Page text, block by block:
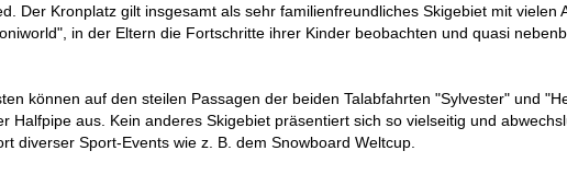
Der Kronplatz gilt insgesamt als sehr familienfreundliches Skigebiet mit
in der Eltern die Fortschritte ihrer Kinder beobachten und quasi
können auf den steilen Passagen der beiden Talabfahrten "Sylvester" und
Halfpipe aus. Kein anderes Skigebiet präsentiert sich so vielseitig und
diverser Sport-Events wie z. B. dem Snowboard Weltcup.